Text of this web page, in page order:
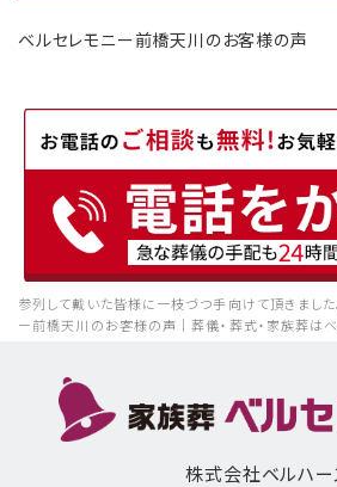
参列して戴いた皆様に一枝づつ手向けて頂きました
ー前橋天川のお客様の声｜葬儀・葬式・家族葬は
ベルセレモニー前橋天川のお客様の声
株式会社ベルハー